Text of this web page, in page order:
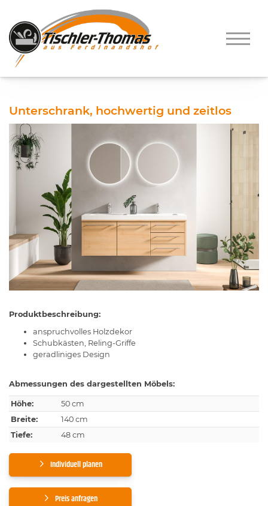
Unterschrank, hochwertig und zeitlos
Produktbeschreibung:
anspruchvolles Holzdekor
Schubkästen, Reling-Griffe
geradliniges Design
Abmessungen des dargestellten Möbels:
Höhe:
50 cm
Breite:
140 cm
Tiefe:
48 cm
Individuell planen
Preis anfragen